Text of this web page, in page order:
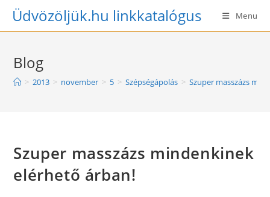
SkipÜdvözöljük.hu linkkatalógus Menu
Blog
> 2013 > november > 5 > Szépségápolás > Szuper masszázs
Szuper masszázs mindenkinek
elérhető árban!